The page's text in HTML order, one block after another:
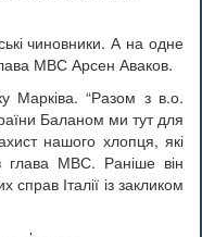
чиновники. А на одне
МВС Арсен Аваков.
Марківа. “Разом з в.о.
Баланом ми тут для
нашого хлопця, які
глава МВС. Раніше він
справ Італії із закликом